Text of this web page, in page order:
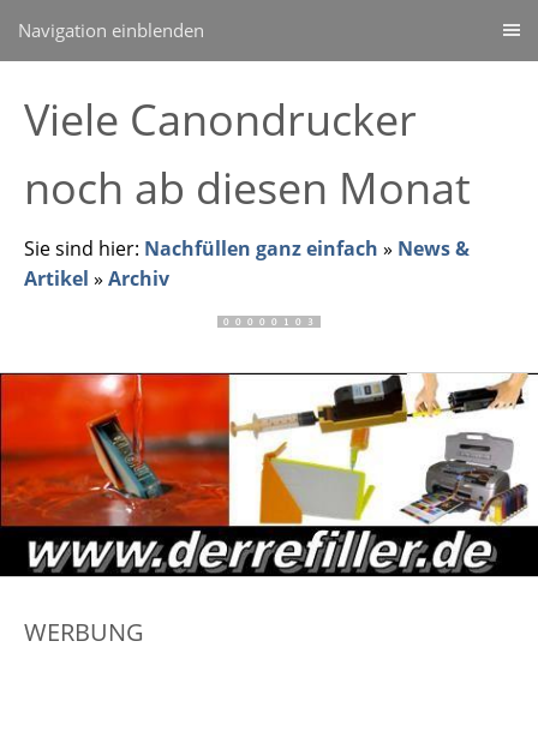
Navigation einblenden
Viele Canondrucker
noch ab diesen Monat
Sie sind hier: Nachfüllen ganz einfach » News &
Artikel » Archiv
WERBUNG